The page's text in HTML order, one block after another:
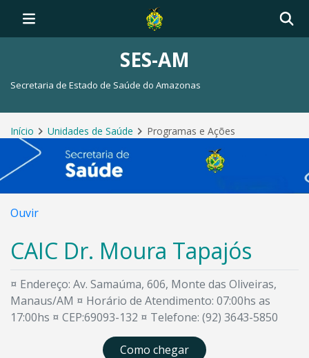
SES-AM
Secretaria de Estado de Saúde do Amazonas
Início Unidades de Saúde Programas e Ações
Ouvir
CAIC Dr. Moura Tapajós
¤ Endereço: Av. Samaúma, 606, Monte das Oliveiras,
Manaus/AM ¤ Horário de Atendimento: 07:00hs as
17:00hs ¤ CEP:69093-132 ¤ Telefone: (92) 3643-5850
Como chegar